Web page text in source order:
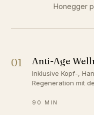
Honegger
01 Anti-Age
Inklusive Kopf-,
Regeneration mit
90 MIN